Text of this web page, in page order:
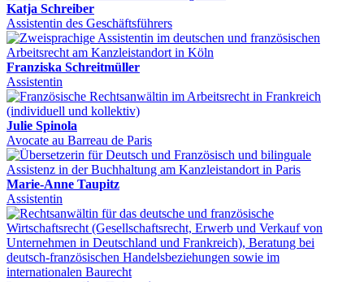
Katja Schreiber
Assistentin des Geschäftsführers
Franziska Schreitmüller
Assistentin
Julie Spinola
Avocate au Barreau de Paris
Marie-Anne Taupitz
Assistentin